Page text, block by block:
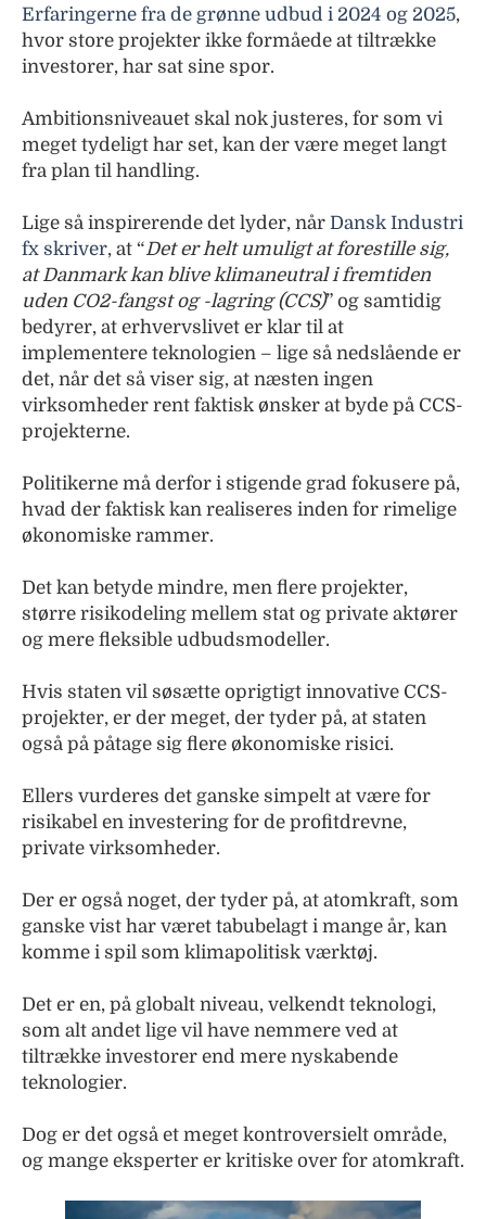
Erfaringerne fra de grønne udbud i 2024 og 2025,
hvor store projekter ikke formåede at tiltrække
investorer, har sat sine spor.
Ambitionsniveauet skal nok justeres, for som vi
meget tydeligt har set, kan der være meget langt
fra plan til handling.
Lige så inspirerende det lyder, når Dansk Industri
fx skriver, at “Det er helt umuligt at forestille sig,
at Danmark kan blive klimaneutral i fremtiden
uden CO2-fangst og -lagring (CCS)” og samtidig
bedyrer, at erhvervslivet er klar til at
implementere teknologien – lige så nedslående er
det, når det så viser sig, at næsten ingen
virksomheder rent faktisk ønsker at byde på CCS-
projekterne.
Politikerne må derfor i stigende grad fokusere på,
hvad der faktisk kan realiseres inden for rimelige
økonomiske rammer.
Det kan betyde mindre, men flere projekter,
større risikodeling mellem stat og private aktører
og mere fleksible udbudsmodeller.
Hvis staten vil søsætte oprigtigt innovative CCS-
projekter, er der meget, der tyder på, at staten
også på påtage sig flere økonomiske risici.
Ellers vurderes det ganske simpelt at være for
risikabel en investering for de profitdrevne,
private virksomheder.
Der er også noget, der tyder på, at atomkraft, som
ganske vist har været tabubelagt i mange år, kan
komme i spil som klimapolitisk værktøj.
Det er en, på globalt niveau, velkendt teknologi,
som alt andet lige vil have nemmere ved at
tiltrække investorer end mere nyskabende
teknologier.
Dog er det også et meget kontroversielt område,
og mange eksperter er kritiske over for atomkraft.